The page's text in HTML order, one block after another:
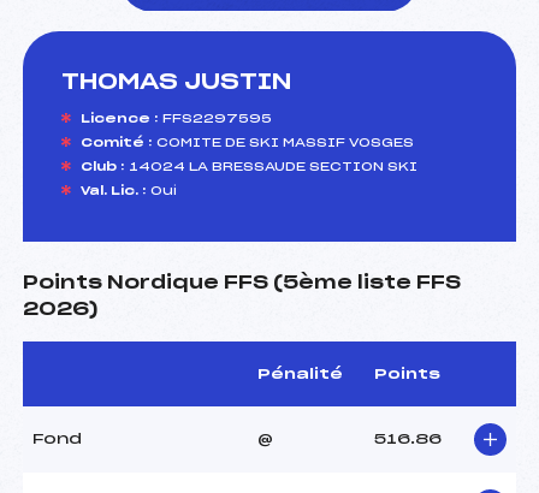
THOMAS JUSTIN
Licence : FFS2297595
Comité : COMITE DE SKI MASSIF VOSGES
Club : 14024 LA BRESSAUDE SECTION SKI
Val. Lic. : Oui
Points Nordique FFS (5ème liste FFS
2026)
Pénalité Points
Fond @ 516.86